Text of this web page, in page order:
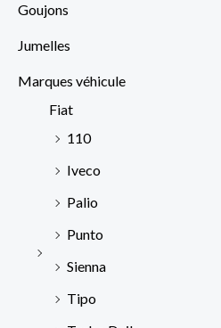
Goujons
Jumelles
Marques véhicule
Fiat
110
Iveco
Palio
Punto
Sienna
Tipo